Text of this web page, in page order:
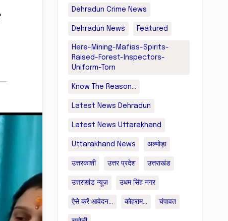
Dehradun Crime News
Dehradun News Featured
Here-Mining-Mafias-Spirits-
Raised-Forest-Inspectors-
Uniform-Torn
Know The Reason...
Latest News Dehradun
Latest News Uttarakhand
Uttarakhand News अल्मोड़ा
उत्तरकाशी उत्तर प्रदेश उत्तराखंड
उत्तराखंड न्यूज़ उधम सिंह नगर
ऐसे करें आवेदन... कोहराम... चंपावत